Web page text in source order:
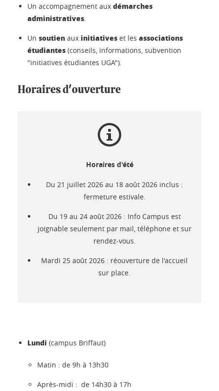
Un accompagnement aux démarches
administratives
Un soutien aux initiatives et les associations
étudiantes (conseils, informations, subvention
"initiatives étudiantes UGA").
Horaires d'ouverture
Horaires d'été
Du 21 juillet 2026 au 18 août 2026 inclus :
fermeture estivale.
Du 19 au 24 août 2026 : Info Campus est
joignable seulement par mail, téléphone et sur
rendez-vous.
Mardi 25 août 2026 : réouverture de l'accueil
sur place.
Lundi (campus Briffaut)
Matin : de 9h à 13h30
Après-midi : de 14h30 à 17h